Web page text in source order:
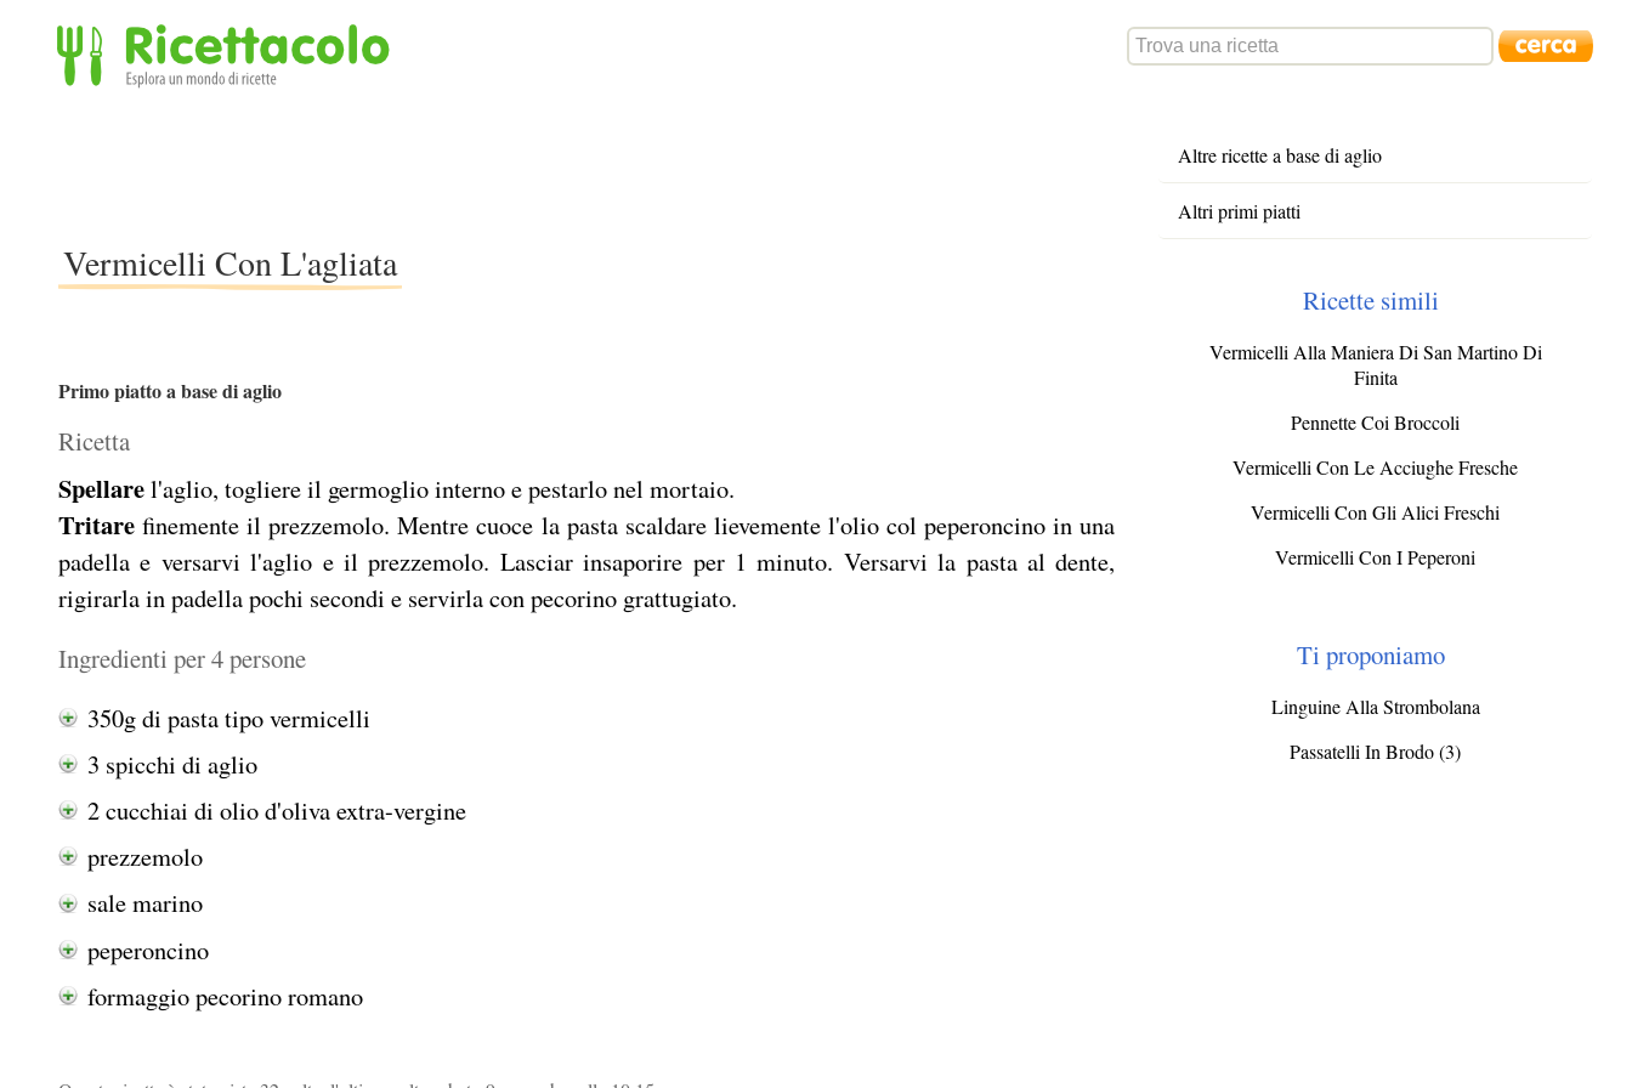
Vermicelli Con L'agliata
Primo piatto a base di aglio
Ricetta
Spellarel'aglio, togliere il germoglio interno e pestarlo nel mortaio.
Tritare finemente il prezzemolo. Mentre cuoce la pasta scaldare lievemente l'olio col peperoncino in una
padella e versarvi l'aglio e il prezzemolo. Lasciar insaporire per 1 minuto. Versarvi la pasta al dente,
rigirarla in padella pochi secondi e servirla con pecorino grattugiato.
Ingredienti per 4 persone
350g di pasta tipo vermicelli
3 spicchi di aglio
2 cucchiai di olio d'oliva extra-vergine
prezzemolo
sale marino
peperoncino
formaggio pecorino romano
Altre ricette a base di aglio
Altri primi piatti
Ricette simili
Vermicelli Alla Maniera Di San Martino Di
Finita
Pennette Coi Broccoli
Vermicelli Con Le Acciughe Fresche
Vermicelli Con Gli Alici Freschi
Vermicelli Con I Peperoni
Ti proponiamo
Linguine Alla Strombolana
Passatelli In Brodo (3)